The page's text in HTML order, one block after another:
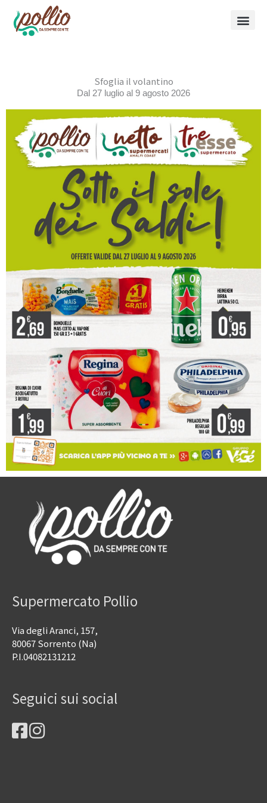
contenuto
Sfoglia il volantino
Dal 27 luglio al 9 agosto 2026
Supermercato Pollio
Via degli Aranci, 157,
80067 Sorrento (Na)
P.I.04082131212
Seguici sui social